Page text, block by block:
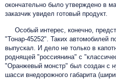
окончательно было утверждено в
заказчик увидел готовый продукт.
Особый интерес, конечно,
"Тонар-45252". Таких автомобилей
выпускал. И дело не только в
роднящей "россиянина" с
"Оранжевый монстр" был создан с
шасси внедорожного габарита